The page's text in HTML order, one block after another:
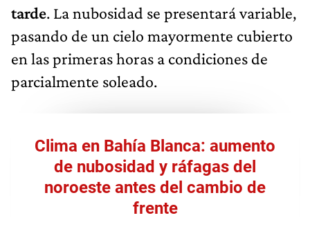
tarde. La nubosidad se presentará variable,
pasando de un cielo mayormente cubierto
en las primeras horas a condiciones de
parcialmente soleado.
Clima en Bahía Blanca: aumento
de nubosidad y ráfagas del
noroeste antes del cambio de
frente